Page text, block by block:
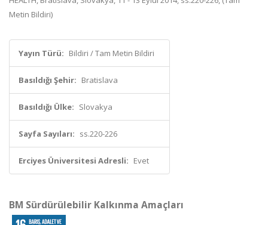
Metin Bildiri)
Yayın Türü: Bildiri / Tam Metin Bildiri
Basıldığı Şehir: Bratislava
Basıldığı Ülke: Slovakya
Sayfa Sayıları: ss.220-226
Erciyes Üniversitesi Adresli: Evet
BM Sürdürülebilir Kalkınma Amaçları